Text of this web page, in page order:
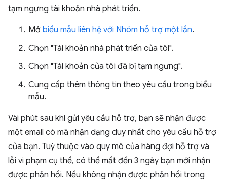
tạm ngưng tài khoản nhà phát triển.
Mở biểu mẫu liên hệ với Nhóm hỗ trợ một lần.
Chọn "Tài khoản nhà phát triển của tôi".
Chọn "Tài khoản của tôi đã bị tạm ngưng".
Cung cấp thêm thông tin theo yêu cầu trong biểu
mẫu.
Vài phút sau khi gửi yêu cầu hỗ trợ, bạn sẽ nhận được
một email có mã nhận dạng duy nhất cho yêu cầu hỗ trợ
của bạn. Tuỳ thuộc vào quy mô của hàng đợi hỗ trợ và
lỗi vi phạm cụ thể, có thể mất đến 3 ngày bạn mới nhận
được phản hồi. Nếu không nhận được phản hồi trong